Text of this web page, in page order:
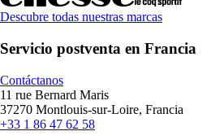
Descubre todas nuestras marcas
Servicio postventa en Francia
Contáctanos
11 rue Bernard Maris
37270 Montlouis-sur-Loire, Francia
+33 1 86 47 62 58